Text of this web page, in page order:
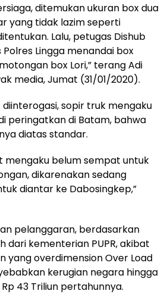
ditemukan ukuran box dua
yang tidak lazim seperti
Lalu, petugas Dishub
Lingga menandai box
box Lori,” terang Adi
media, Jumat (31/01/2020).
diinterogasi, sopir truk mengaku
peringatkan di Batam, bahwa
diatas standar.
mengaku belum sempat untuk
dikarenakan sedang
diantar ke Dabosingkep,”
pelanggaran, berdasarkan
dari kementerian PUPR, akibat
yang overdimension Over Load
kerugian negara hingga
43 Triliun pertahunnya.